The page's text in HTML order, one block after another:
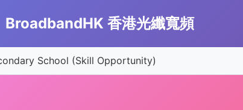
BroadbandHK 香港光纖寬頻
School (Skill Opportunity)